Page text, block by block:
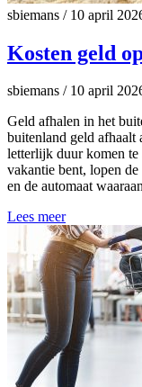
sbiemans /10 april
Kosten geld
sbiemans /10 april
Geld afhalen in het
buitenland geld afhaalt
letterlijk duur komen te
vakantie bent, lopen
en de automaat
Lees meer